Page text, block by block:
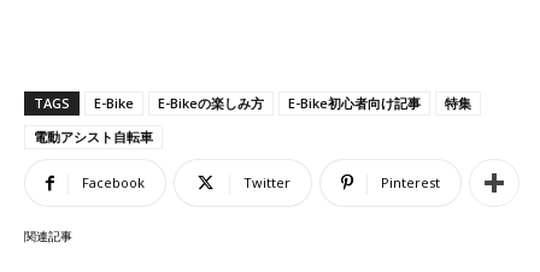
TAGS E-Bike E-Bikeの楽しみ方 E-Bike初心者向け記事
特集
電動アシスト自転車
Facebook Twitter Pinterest
関連記事